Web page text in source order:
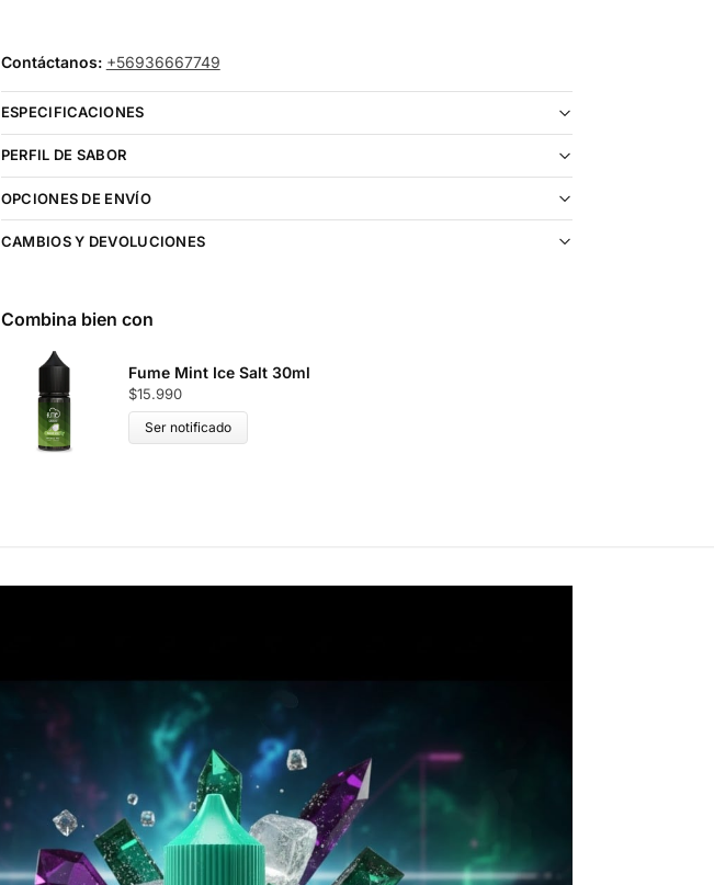
Contáctanos: +56936667749
ESPECIFICACIONES
PERFIL DE SABOR
OPCIONES DE ENVÍO
CAMBIOS Y DEVOLUCIONES
Combina bien con
Fume Mint Ice Salt 30ml
$15.990
Ser notificado